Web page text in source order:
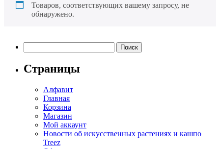
Товаров, соответствующих вашему запросу, не
обнаружено.
Страницы
Алфавит
Главная
Корзина
Магазин
Мой аккаунт
Новости об искусственных растениях и кашпо
Treez